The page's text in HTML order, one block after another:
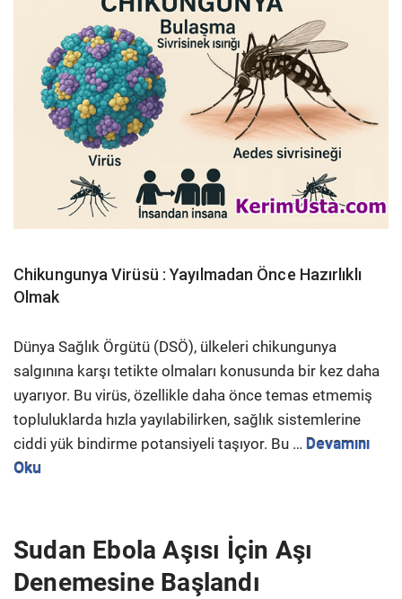
Chikungunya Virüsü : Yayılmadan Önce Hazırlıklı
Olmak
Dünya Sağlık Örgütü (DSÖ), ülkeleri chikungunya
salgınına karşı tetikte olmaları konusunda bir kez daha
uyarıyor. Bu virüs, özellikle daha önce temas etmemiş
topluluklarda hızla yayılabilirken, sağlık sistemlerine
ciddi yük bindirme potansiyeli taşıyor. Bu … Devamını
Oku
Sudan Ebola Aşısı İçin Aşı
Denemesine Başlandı